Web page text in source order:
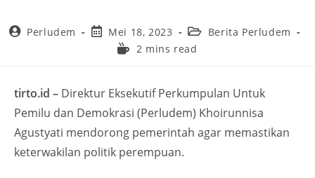
Perludem Mei 18, 2023
Berita Perludem
2 mins read
tirto.id – Direktur Eksekutif Perkumpulan Untuk
Pemilu dan Demokrasi (Perludem) Khoirunnisa
Agustyati mendorong pemerintah agar memastikan
keterwakilan politik perempuan.